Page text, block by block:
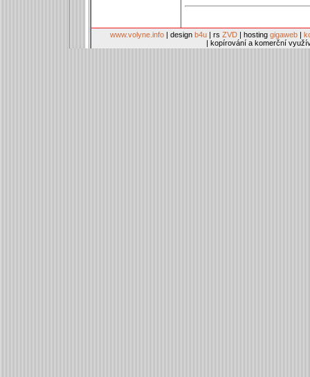
www.volyne.info | design b4u | rs ZVD | hosting gigaweb |
| kopírování a komerční